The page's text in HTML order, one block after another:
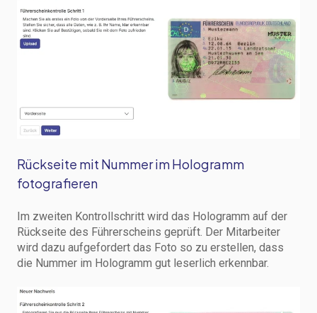
Rückseite mit Nummer im Hologramm
fotografieren
Im zweiten Kontrollschritt wird das Hologramm auf der
Rückseite des Führerscheins geprüft. Der Mitarbeiter
wird dazu aufgefordert das Foto so zu erstellen, dass
die Nummer im Hologramm gut leserlich erkennbar.